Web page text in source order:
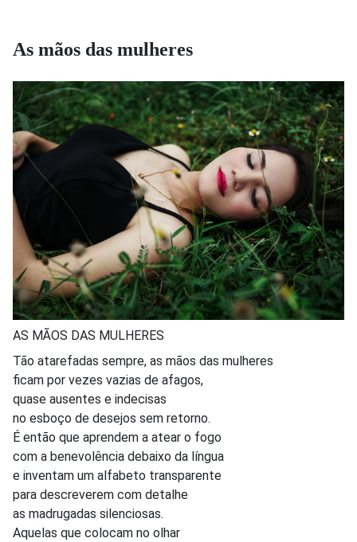
As mãos das mulheres
AS MÃOS DAS MULHERES
Tão atarefadas sempre, as mãos das mulheres
ficam por vezes vazias de afagos,
quase ausentes e indecisas
no esboço de desejos sem retorno.
É então que aprendem a atear o fogo
com a benevolência debaixo da língua
e inventam um alfabeto transparente
para descreverem com detalhe
as madrugadas silenciosas.
Aquelas que colocam no olhar